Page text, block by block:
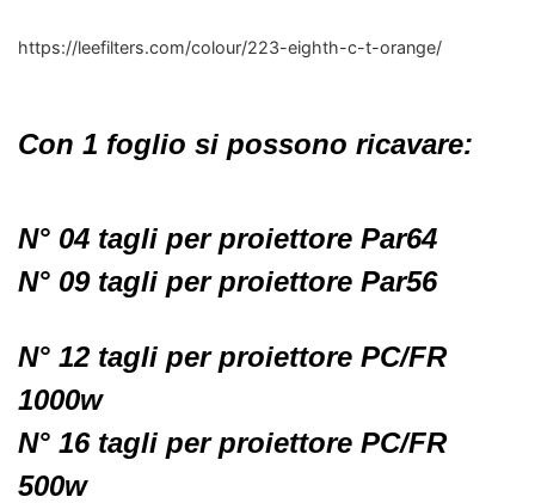
https://leefilters.com/colour/223-eighth-c-t-orange/
Con 1 foglio si possono ricavare:
N° 04 tagli per proiettore Par64
N° 09 tagli per proiettore Par56
N° 12 tagli per proiettore PC/FR
1000w
N° 16 tagli per proiettore PC/FR
500w